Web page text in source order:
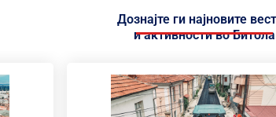
Дознајте ги најновите
и активности во Битола